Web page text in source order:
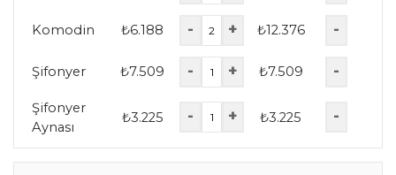
Komodin ₺6.188 - + ₺12.376 -
Şifonyer ₺7.509 - + ₺7.509 -
Şifonyer
Aynası
₺3.225 - + ₺3.225 -